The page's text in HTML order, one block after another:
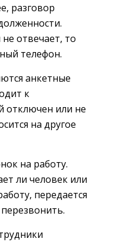
разговор
отвечает, то
телефон.
анкетные
к
отключен или не
на другое
на работу.
ли человек или
передается